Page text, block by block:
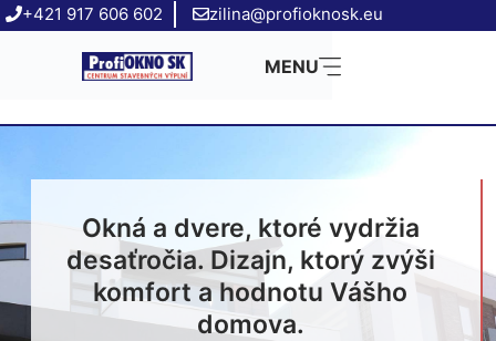
Preskočiť
+421 917 606 602 zilina@profioknosk.eu
MENU
Okná a dvere, ktoré vydržia
desaťročia. Dizajn, ktorý zvýši
komfort a hodnotu Vášho
domova.